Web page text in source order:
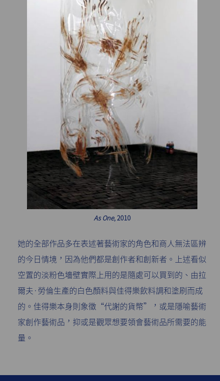
As One, 2010
她的全部作品多在表述著藝術家的角色和商人無法區辨
的今日情境，因為他們都是創作者和創新者。上述看似
空置的淡粉色墻壁實際上用的是隨處可以買到的、由拉
爾夫·勞倫生產的白色顏料與佳得樂飲料調和塗刷而成
的。佳得樂本身則象徵“代謝的貨幣”，或是隱喻藝術
家創作藝術品，抑或是觀眾想要領會藝術品所需要的能
量。